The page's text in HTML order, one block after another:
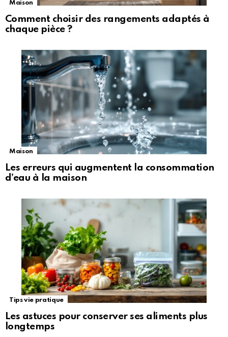
Maison
Comment choisir des rangements adaptés à
chaque pièce ?
Maison
Les erreurs qui augmentent la consommation
d’eau à la maison
Tips vie pratique
Les astuces pour conserver ses aliments plus
longtemps